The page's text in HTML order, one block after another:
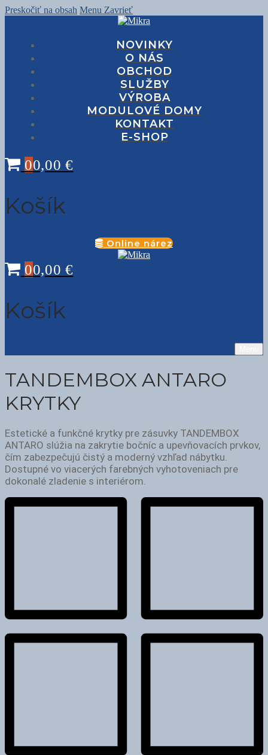
Preskočiť na obsah Menu Zavrieť
NOVINKY
O NÁS
OBCHOD
SLUŽBY
VÝROBA
MODULOVÉ DOMY
KONTAKT
E-SHOP
00,00 €
Košík
Online nárez
00,00 €
Košík
TANDEMBOX ANTARO
KRYTKY
Estetické a funkčné krytky pre zásuvky TANDEMBOX
ANTARO slúžia na zakrytie bočníc a upevňovacích prvkov,
čím zabezpečujú čistý a moderný vzhľad nábytku.
Dostupné vo viacerých farebných vyhotoveniach pre
dokonalé zladenie s interiérom.